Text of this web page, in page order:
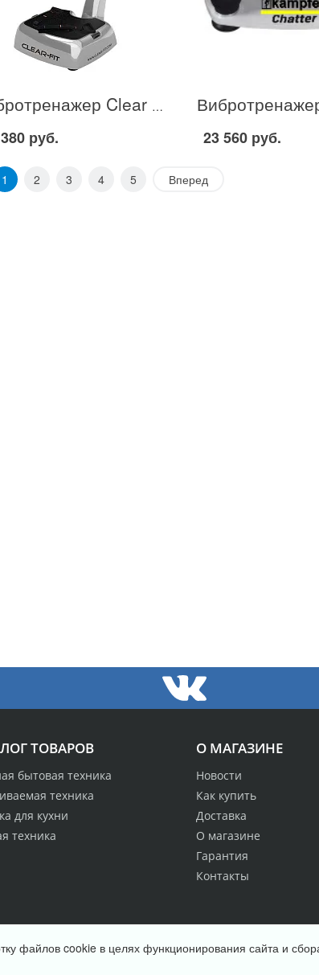
Вибротренажер Clear Fit CF-PLATE Optimum 401 в Москве
руб. 23 560 руб.
1 2 3 4 5 Вперед
О МАГАЗИНЕ
Новости
Как купить
Доставка
О магазине
Гарантия
Контакты
ТОВАРОВ
бытовая техника
техника
для кухни
техника
файлов cookie в целях функционирования сайта и сбора